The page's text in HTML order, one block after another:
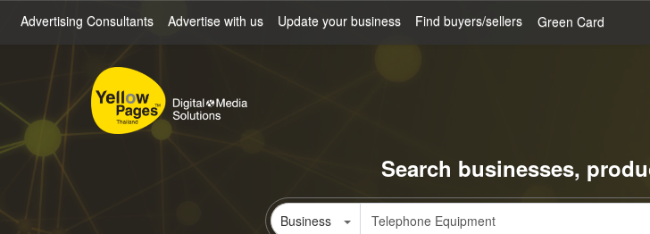
Advertising Consultants Advertise with us Update your business Find buyers/sellers Green Card
Search businesses,
Business